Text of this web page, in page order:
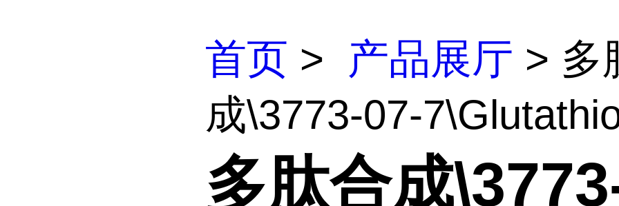
首页 > 产品展厅 > 多
成\3773-07-
多肽合成